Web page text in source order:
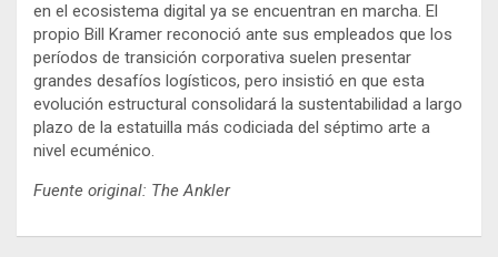
en el ecosistema digital ya se encuentran en marcha. El
propio Bill Kramer reconoció ante sus empleados que los
períodos de transición corporativa suelen presentar
grandes desafíos logísticos, pero insistió en que esta
evolución estructural consolidará la sustentabilidad a largo
plazo de la estatuilla más codiciada del séptimo arte a
nivel ecuménico.
Fuente original: The Ankler